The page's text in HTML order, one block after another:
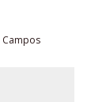
Campos